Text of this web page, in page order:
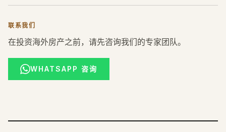
联系我们
在投资海外房产之前，请先咨询我们的专家团队。
WHATSAPP 咨询